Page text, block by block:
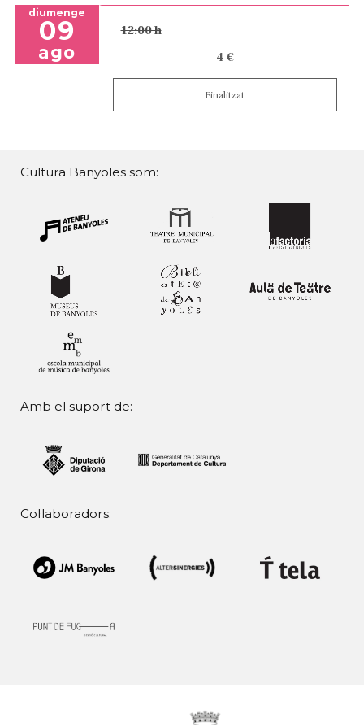
diumenge
09
ago
12:00 h
4 €
Finalitzat
Cultura Banyoles som:
Amb el suport de:
Col·laboradors: